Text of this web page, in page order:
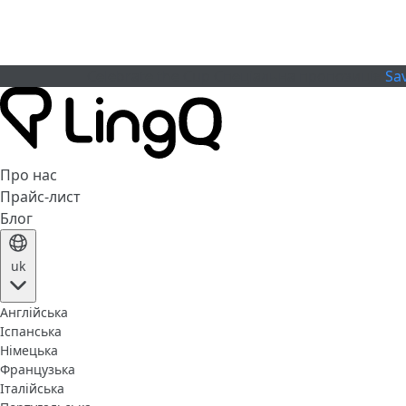
Про нас
Прайс-лист
Блог
uk
Англійська
Іспанська
Німецька
Французька
Італійська